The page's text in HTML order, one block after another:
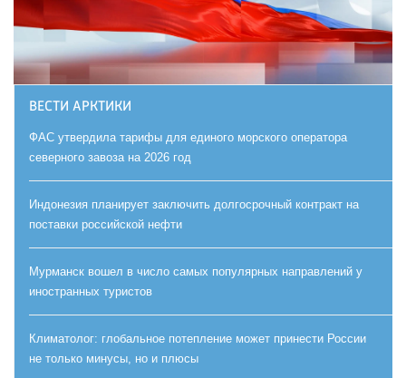
ВЕСТИ АРКТИКИ
ФАС утвердила тарифы для единого морского оператора
северного завоза на 2026 год
Индонезия планирует заключить долгосрочный контракт на
поставки российской нефти
Мурманск вошел в число самых популярных направлений у
иностранных туристов
Климатолог: глобальное потепление может принести России
не только минусы, но и плюсы